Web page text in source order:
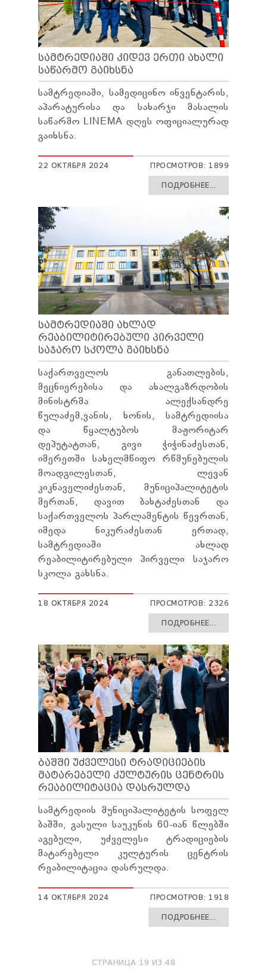
ᲡᲐᲛᲢᲠᲔᲓᲘᲐᲨᲘ ᲙᲘᲓᲔᲕ ᲔᲠᲗᲘ ᲐᲮᲐᲚᲘ
ᲡᲐᲬᲐᲠᲛᲝ ᲒᲐᲘᲮᲡᲜᲐ
სამტრედიაში, სამედიცინო ინვენტარის,
აპარატურისა და სახარჯი მასალის
საწარმო LINEMA დღეს ოფიციალურად
გაიხსნა.
22 ОКТЯБРЯ 2024 ПРОСМОТРОВ: 1899
ПОДРОБНЕЕ...
ᲡᲐᲛᲢᲠᲔᲓᲘᲐᲨᲘ ᲐᲮᲚᲐᲓ
ᲠᲔᲐᲑᲘᲚᲘᲢᲘᲠᲔᲑᲣᲚᲘ ᲞᲘᲠᲕᲔᲚᲘ
ᲡᲐᲯᲐᲠᲝ ᲡᲙᲝᲚᲐ ᲒᲐᲘᲮᲡᲜᲐ
საქართველოს განათლების,
მეცნიერებისა და ახალგაზრდობის
მინისტრმა ალექსანდრე
წულაძემ,ვანის, ხონის, სამტრედიისა
და წყალტუბოს მაჟორიტარ
დეპუტატთან, გივი ჭიჭინაძესთან,
იმერეთში სახელმწიფო რწმუნებულის
მოადგილესთან, ლევან
კიკნაველიძესთან, მუნიციპალიტეტის
მერთან, დავით ბახტაძესთან და
საქართველოს პარლამენტის წევრთან,
იმედა ნიკურაძესთან ერთად,
სამტრედიაში ახლად
რეაბილიტირებული პირველი საჯარო
სკოლა გახსნა.
18 ОКТЯБРЯ 2024 ПРОСМОТРОВ: 2326
ПОДРОБНЕЕ...
ᲑᲐᲨᲨᲘ ᲣᲫᲕᲔᲚᲔᲡᲘ ᲢᲠᲐᲓᲘᲪᲘᲔᲑᲘᲡ
ᲛᲐᲢᲐᲠᲔᲑᲔᲚᲘ ᲙᲣᲚᲢᲣᲠᲘᲡ ᲪᲔᲜᲢᲠᲘᲡ
ᲠᲔᲐᲑᲘᲚᲘᲢᲐᲪᲘᲐ ᲓᲐᲡᲠᲣᲚᲓᲐ
სამტრედიის მუნიციპალიტეტის სოფელ
ბაშში, გასული საუკუნის 60-იან წლებში
აგებული, უძველესი ტრადიციების
მატარებელი კულტურის ცენტრის
რეაბილიტაცია დასრულდა.
14 ОКТЯБРЯ 2024 ПРОСМОТРОВ: 1918
ПОДРОБНЕЕ...
СТРАНИЦА 19 ИЗ 48